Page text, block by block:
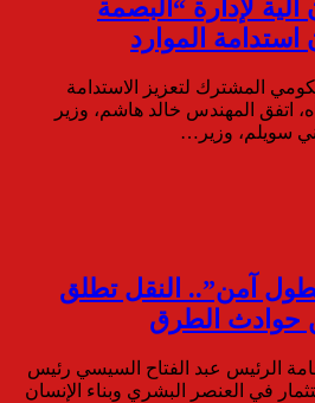
آلية لإدارة “البصمة
استدامة الموارد
المشترك لتعزيز الاستدامة
اتفق المهندس خالد هاشم، وزير
سويلم، وزير…
آمن”.. النقل تطلق
حوادث الطرق
الرئيس عبد الفتاح السيسي رئيس
في العنصر البشري وبناء الإنسان